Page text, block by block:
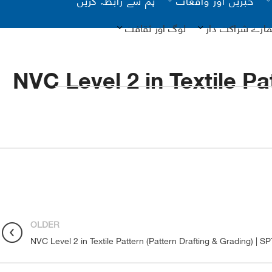
شراکت دار
یونیسیف
لوگ اور ثقافت
NVC Level 2 in Textile
OLDER
NVC Level 2 in Textile Pattern (Pattern Drafting & Grading) |